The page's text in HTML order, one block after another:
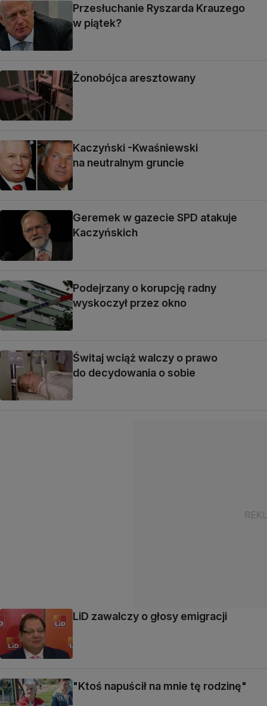
Przesłuchanie Ryszarda Krauzego
w piątek?
Żonobójca aresztowany
Kaczyński -Kwaśniewski
na neutralnym gruncie
Geremek w gazecie SPD atakuje
Kaczyńskich
Podejrzany o korupcję radny
wyskoczył przez okno
Świtaj wciąż walczy o prawo
do decydowania o sobie
LiD zawalczy o głosy emigracji
"Ktoś napuścił na mnie tę rodzinę"